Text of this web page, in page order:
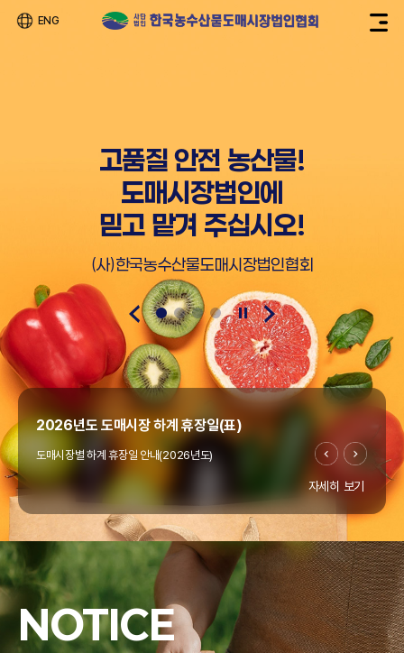
ENG
고품질 안전 농산물!
도매시장법인에
믿고 맡겨 주십시오!
(사)한국농수산물도매시장법인협회
2026년도 도매시장 하계 휴장일(표)
도매시장별 하계 휴장일 안내(2026년도)
자세히 보기
"온라인도매시장 창업지원사업" 공고(~4/10까지)
우리협회에서는 열정과 꿈으로 미래 농업을 이끌 청년의
"온라인도매시장 창업지원사업"을 아래와 같이 모집
공고합니다.
NOTICE